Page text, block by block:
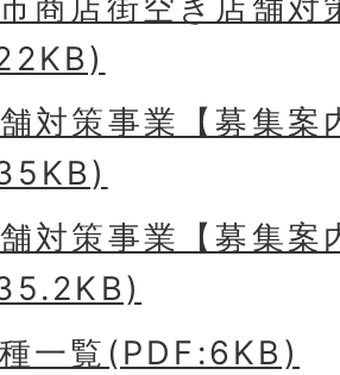
対策事業【募集案
対策事業【募集案
一覧(PDF:6KB)